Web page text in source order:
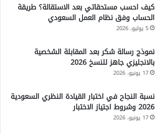
كيف احسب مستحقاتي بعد الاستقالة؟ طريقة
الحساب وفق نظام العمل السعودي
5 يوليو، 2026
نموذج رسالة شكر بعد المقابلة الشخصية
بالانجليزي جاهز للنسخ 2026
17 يونيو، 2026
نسبة النجاح في اختبار القيادة النظري السعودية
2026 وشروط اجتياز الاختبار
17 يونيو، 2026